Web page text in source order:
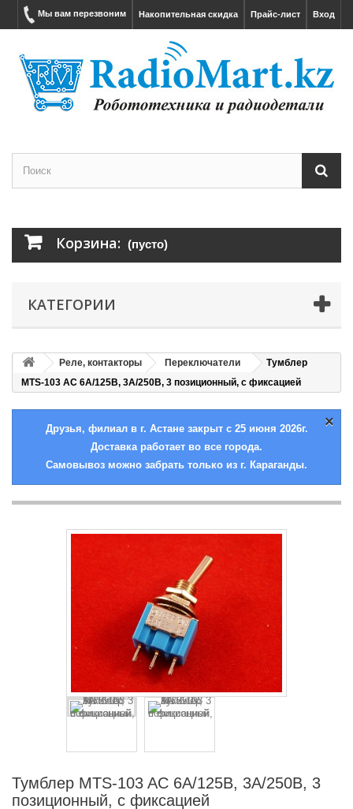
Вход
Прайс-лист
Накопительная скидка
Мы вам перезвоним
Корзина: (пусто)
КАТЕГОРИИ
Реле, контакторы Переключатели
Тумблер
MTS-103 AC 6A/125В, 3A/250В, 3 позиционный, с фиксацией
×
Друзья, филиал в г. Астане закрыт с 25 июня 2026г.
Доставка работает во все города.
Самовывоз можно забрать только из г. Караганды.
Тумблер MTS-103 AC 6A/125В, 3A/250В, 3
позиционный, с фиксацией